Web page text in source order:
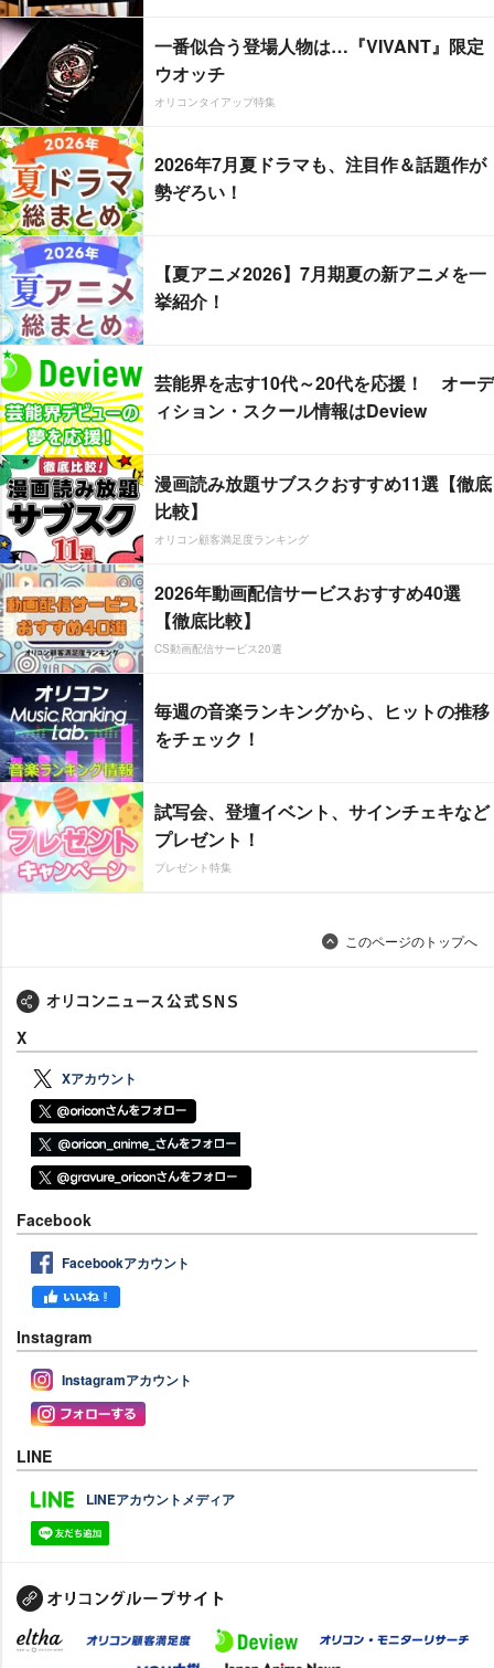
一番似合う登場人物は…『VIVANT』限定
ウオッチ
オリコンタイアップ特集
2026年7月夏ドラマも、注目作＆話題作が
勢ぞろい！
【夏アニメ2026】7月期夏の新アニメを一
挙紹介！
芸能界を志す10代～20代を応援！ オーデ
ィション・スクール情報はDeview
漫画読み放題サブスクおすすめ11選【徹底
比較】
オリコン顧客満足度ランキング
2026年動画配信サービスおすすめ40選
【徹底比較】
CS動画配信サービス20選
毎週の音楽ランキングから、ヒットの推移
をチェック！
試写会、登壇イベント、サインチェキなど
プレゼント！
プレゼント特集
このページのトップへ
X
Xアカウント
Facebook
Facebookアカウント
Instagram
Instagramアカウント
LINE
LINEアカウントメディア